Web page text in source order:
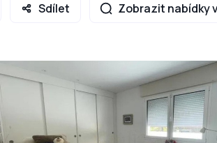
Sdílet Zobrazit nabídky